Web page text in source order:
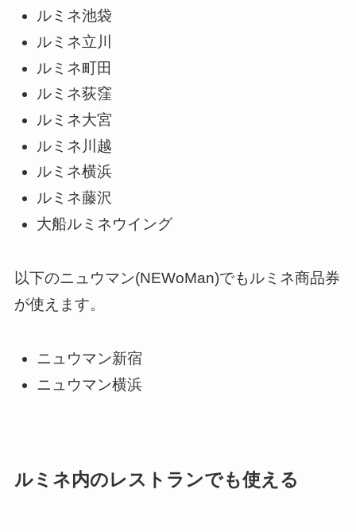
ルミネ池袋
ルミネ立川
ルミネ町田
ルミネ荻窪
ルミネ大宮
ルミネ川越
ルミネ横浜
ルミネ藤沢
大船ルミネウイング
以下のニュウマン(NEWoMan)でもルミネ商品券
が使えます。
ニュウマン新宿
ニュウマン横浜
ルミネ内のレストランでも使える